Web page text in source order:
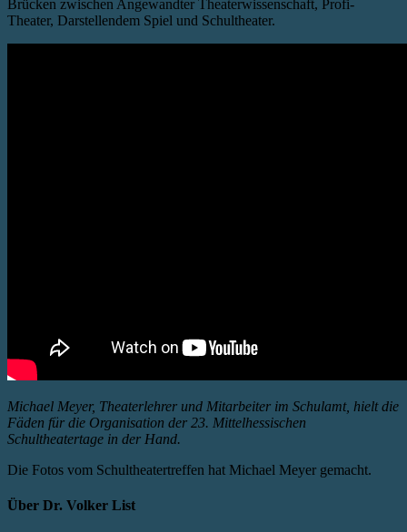
Brücken zwischen Angewandter Theaterwissenschaft, Profi-
Theater, Darstellendem Spiel und Schultheater.
Michael Meyer, Theaterlehrer und Mitarbeiter im Schulamt, hielt die
Fäden für die Organisation der 23. Mittelhessischen
Schultheatertage in der Hand.
Die Fotos vom Schultheatertreffen hat Michael Meyer gemacht.
Über Dr. Volker List